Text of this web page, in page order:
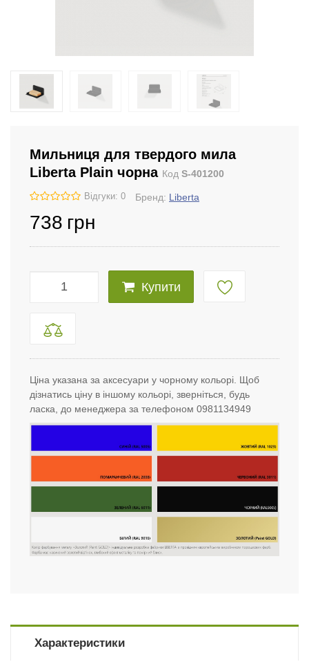
Мильниця для твердого мила
Liberta Plain чорна Код S-401200
Відгуки: 0 Бренд: Liberta
738 грн
Купити
Ціна указана за аксесуари у чорному кольорі. Щоб
дізнатись ціну в іншому кольорі, зверніться, будь
ласка, до менеджера за телефоном 0981134949
Характеристики